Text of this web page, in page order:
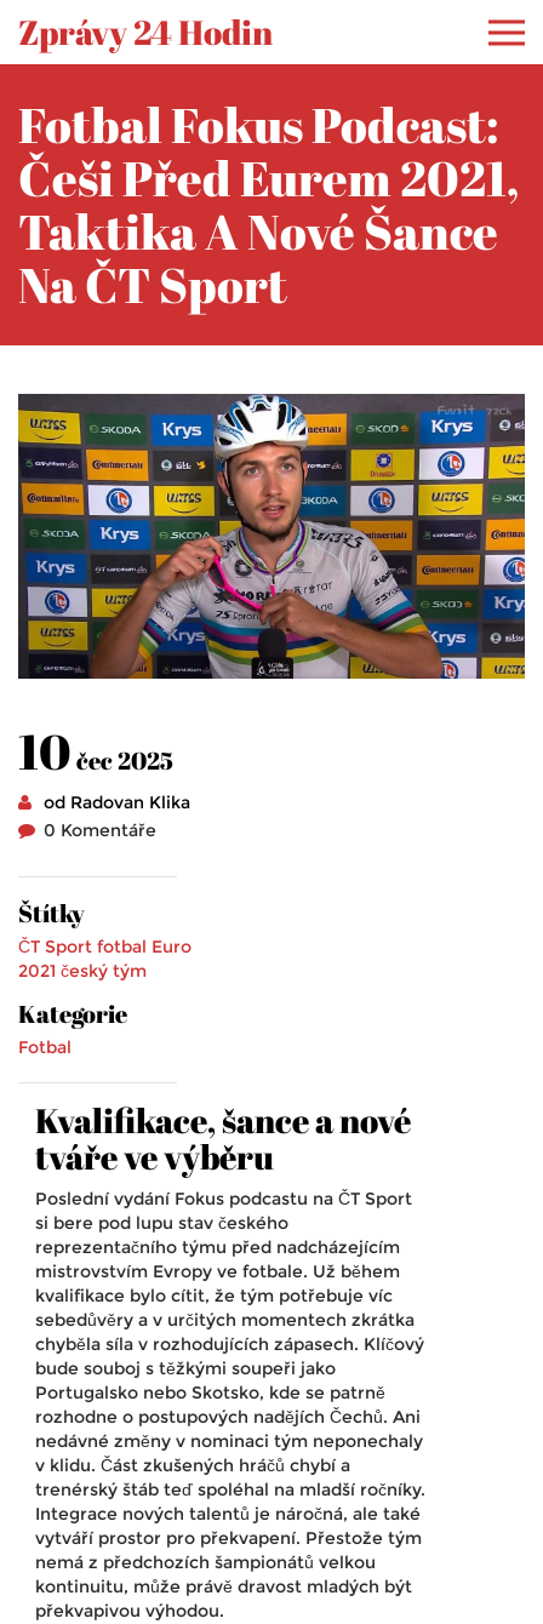
Zprávy 24 Hodin
Fotbal Fokus Podcast:
Češi Před Eurem 2021,
Taktika A Nové Šance
Na ČT Sport
10čec 2025
od Radovan Klika
0 Komentáře
Štítky
ČT Sport fotbal Euro
2021 český tým
Kategorie
Fotbal
Kvalifikace, šance a nové
tváře ve výběru
Poslední vydání Fokus podcastu na ČT Sport
si bere pod lupu stav českého
reprezentačního týmu před nadcházejícím
mistrovstvím Evropy ve fotbale. Už během
kvalifikace bylo cítit, že tým potřebuje víc
sebedůvěry a v určitých momentech zkrátka
chyběla síla v rozhodujících zápasech. Klíčový
bude souboj s těžkými soupeři jako
Portugalsko nebo Skotsko, kde se patrně
rozhodne o postupových nadějích Čechů. Ani
nedávné změny v nominaci tým neponechaly
v klidu. Část zkušených hráčů chybí a
trenérský štáb teď spoléhal na mladší ročníky.
Integrace nových talentů je náročná, ale také
vytváří prostor pro překvapení. Přestože tým
nemá z předchozích šampionátů velkou
kontinuitu, může právě dravost mladých být
překvapivou výhodou.